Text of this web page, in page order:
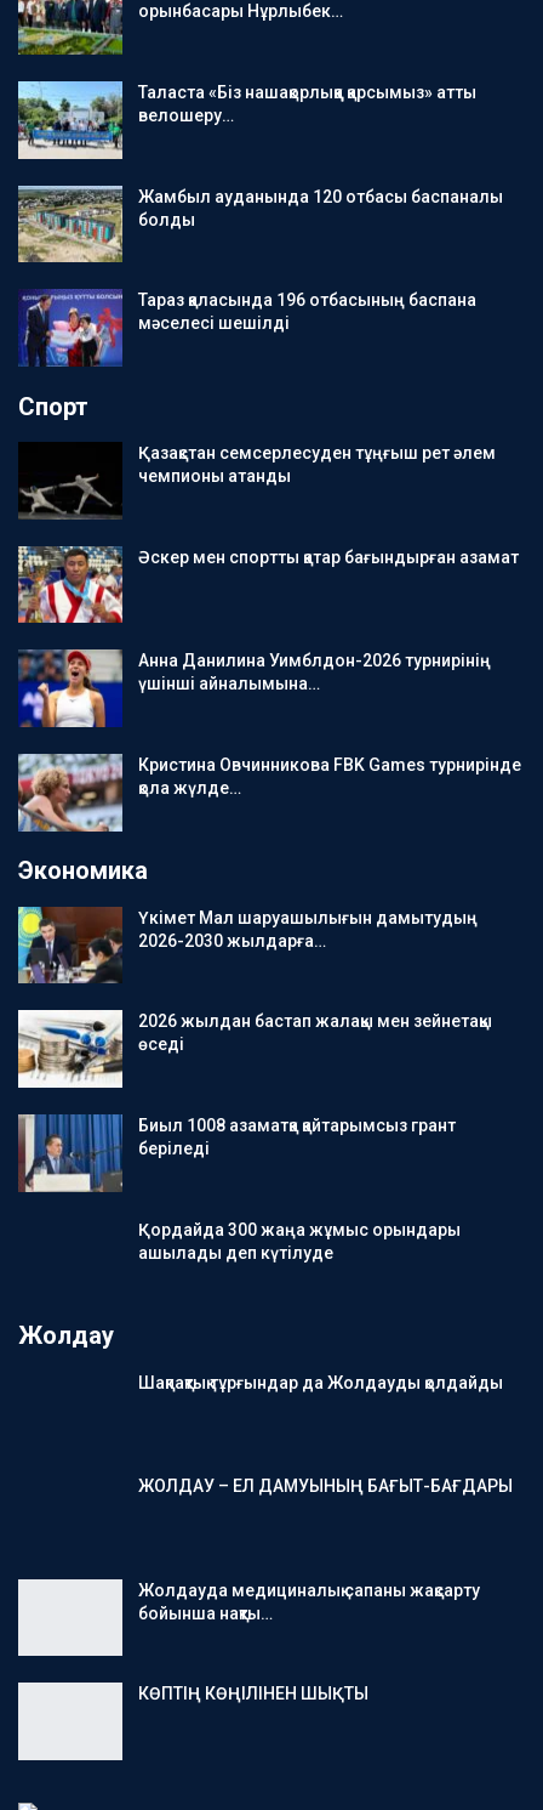
орынбасары Нұрлыбек…
Таласта «Біз нашақорлыққа қарсымыз» атты
велошеру…
Жамбыл ауданында 120 отбасы баспаналы
болды
Тараз қаласында 196 отбасының баспана
мәселесі шешілді
Спорт
Қазақстан семсерлесуден тұңғыш рет әлем
чемпионы атанды
Әскер мен спортты қатар бағындырған азамат
Анна Данилина Уимблдон-2026 турнирінің
үшінші айналымына…
Кристина Овчинникова FBK Games турнирінде
қола жүлде…
Экономика
Үкімет Мал шаруашылығын дамытудың
2026-2030 жылдарға…
2026 жылдан бастап жалақы мен зейнетақы
өседі
Биыл 1008 азаматқа қайтарымсыз грант
беріледі
Қордайда 300 жаңа жұмыс орындары
ашылады деп күтілуде
Жолдау
Шақпақтық тұрғындар да Жолдауды қолдайды
ЖОЛДАУ – ЕЛ ДАМУЫНЫҢ БАҒЫТ-БАҒДАРЫ
Жолдауда медициналық сапаны жақсарту
бойынша нақты…
КӨПТІҢ КӨҢІЛІНЕН ШЫҚТЫ